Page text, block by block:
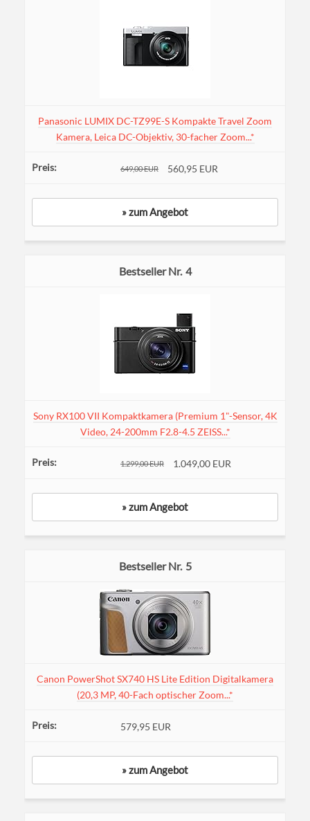
Panasonic LUMIX DC-TZ99E-S Kompakte Travel Zoom
Kamera, Leica DC-Objektiv, 30-facher Zoom...*
649,00 EUR 560,95 EUR
» zum Angebot
4
Sony RX100 VII Kompaktkamera (Premium 1"-Sensor, 4K
Video, 24-200mm F2.8-4.5 ZEISS...*
1.299,00 EUR 1.049,00 EUR
» zum Angebot
5
Canon PowerShot SX740 HS Lite Edition Digitalkamera
(20,3 MP, 40-Fach optischer Zoom...*
579,95 EUR
» zum Angebot